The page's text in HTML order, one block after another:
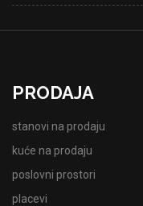
PRODAJA
stanovi na prodaju
kuće na prodaju
poslovni prostori
placevi